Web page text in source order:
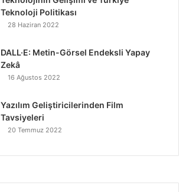
Teknoloji Politikası
28 Haziran 2022
DALL·E: Metin-Görsel Endeksli Yapay
Zekâ
16 Ağustos 2022
Yazılım Geliştiricilerinden Film
Tavsiyeleri
20 Temmuz 2022